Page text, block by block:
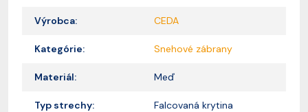
Výrobca: CEDA
Kategórie: Snehové zábrany
Materiál: Meď
Typ strechy: Falcovaná krytina